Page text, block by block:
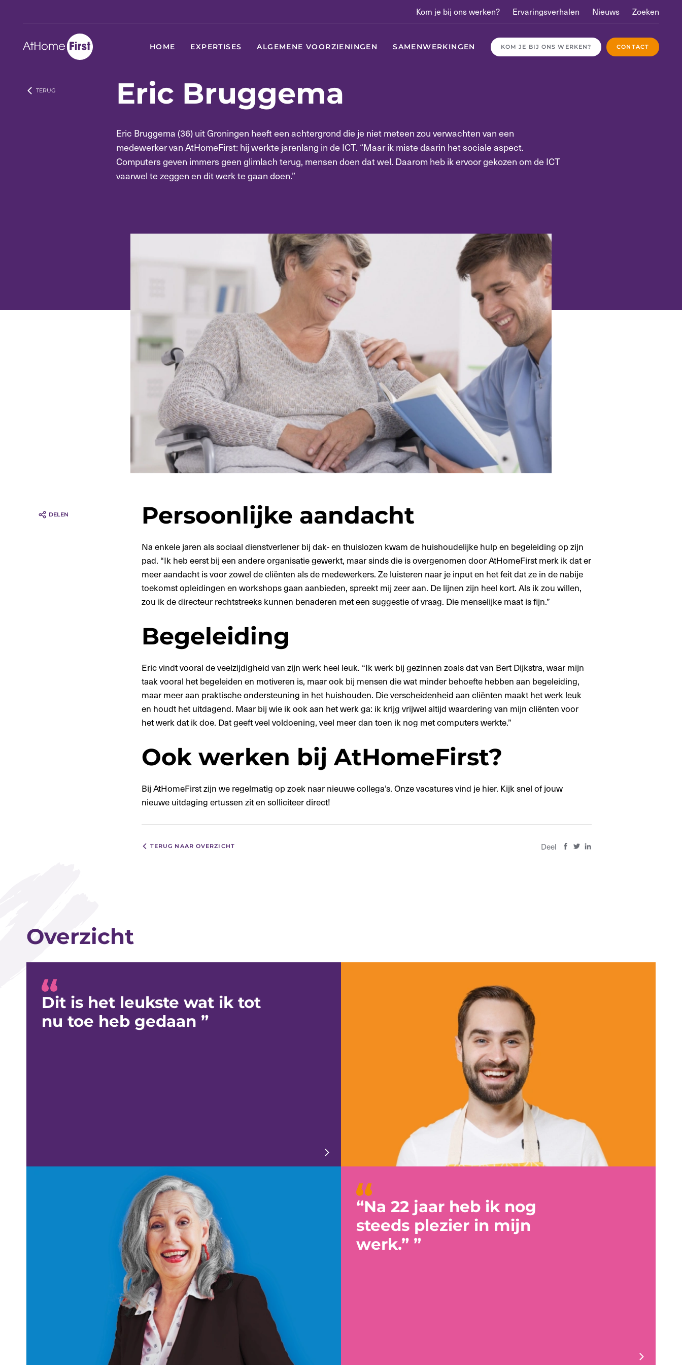
Kom je bij ons werken? Ervaringsverhalen Nieuws Zoeken
HOME EXPERTISES ALGEMENE VOORZIENINGEN SAMENWERKINGEN KOM JE BIJ ONS WERKEN? CONTACT
TERUG Eric Bruggema
Eric Bruggema (36) uit Groningen heeft een achtergrond die je niet meteen zou verwachten van een
medewerker van AtHomeFirst: hij werkte jarenlang in de ICT. “Maar ik miste daarin het sociale aspect.
Computers geven immers geen glimlach terug, mensen doen dat wel. Daarom heb ik ervoor gekozen om de ICT
vaarwel te zeggen en dit werk te gaan doen.”
Persoonlijke aandacht
Na enkele jaren als sociaal dienstverlener bij dak- en thuislozen kwam de huishoudelijke hulp en begeleiding op zijn
pad. “Ik heb eerst bij een andere organisatie gewerkt, maar sinds die is overgenomen door AtHomeFirst merk ik dat er
meer aandacht is voor zowel de cliënten als de medewerkers. Ze luisteren naar je input en het feit dat ze in de nabije
toekomst opleidingen en workshops gaan aanbieden, spreekt mij zeer aan. De lijnen zijn heel kort. Als ik zou willen,
zou ik de directeur rechtstreeks kunnen benaderen met een suggestie of vraag. Die menselijke maat is fijn.”
Begeleiding
Eric vindt vooral de veelzijdigheid van zijn werk heel leuk. “Ik werk bij gezinnen zoals dat van Bert Dijkstra, waar mijn
taak vooral het begeleiden en motiveren is, maar ook bij mensen die wat minder behoefte hebben aan begeleiding,
maar meer aan praktische ondersteuning in het huishouden. Die verscheidenheid aan cliënten maakt het werk leuk
en houdt het uitdagend. Maar bij wie ik ook aan het werk ga: ik krijg vrijwel altijd waardering van mijn cliënten voor
het werk dat ik doe. Dat geeft veel voldoening, veel meer dan toen ik nog met computers werkte.”
Ook werken bij AtHomeFirst?
Bij AtHomeFirst zijn we regelmatig op zoek naar nieuwe collega’s. Onze vacatures vind je hier. Kijk snel of jouw
nieuwe uitdaging ertussen zit en solliciteer direct!
Deel
TERUG NAAR OVERZICHT
Overzicht
Dit is het leukste wat ik tot
nu toe heb gedaan
“Na 22 jaar heb ik nog
steeds plezier in mijn
werk.”